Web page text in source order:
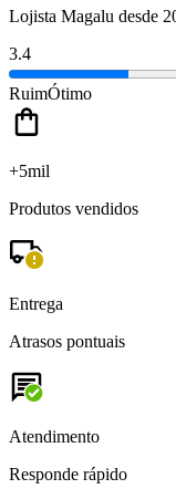
Lojista Magalu desde
3.4
RuimÓtimo
+5mil
Produtos vendidos
Entrega
Atrasos pontuais
Atendimento
Responde rápido